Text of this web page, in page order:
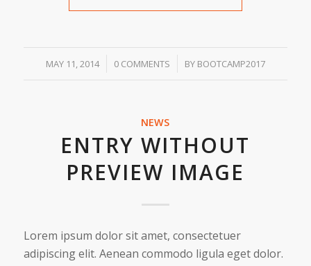
MAY 11, 2014
/ 0 COMMENTS
/ BY BOOTCAMP2017
NEWS
ENTRY WITHOUT
PREVIEW IMAGE
Lorem ipsum dolor sit amet, consectetuer
adipiscing elit. Aenean commodo ligula eget dolor.